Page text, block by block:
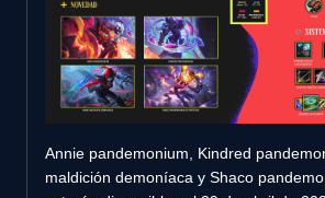
Annie pandemonium, Kindred
maldición demoníaca y Shaco